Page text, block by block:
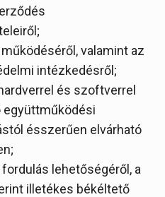
valamint az
intézkedésről;
és szoftverrel
együttműködési
ésszerűen elvárható
lehetőségéről, a
illetékes békéltető